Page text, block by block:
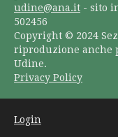
udine@ana.it - sito
502456
Copyright © 2024
riproduzione anche
Udine.
Privacy Policy
Login